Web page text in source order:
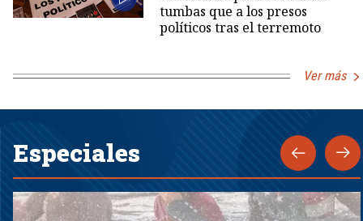
tumbas que a los presos
políticos tras el terremoto
Ver más
Especiales